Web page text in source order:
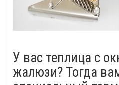
У вас теплица с
жалюзи? Тогда